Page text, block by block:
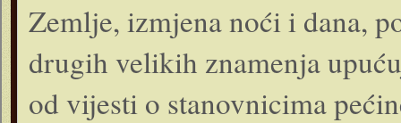
Zemlje, izmjena noći i dana,
drugih velikih znamenja
od vijesti o stanovnicima